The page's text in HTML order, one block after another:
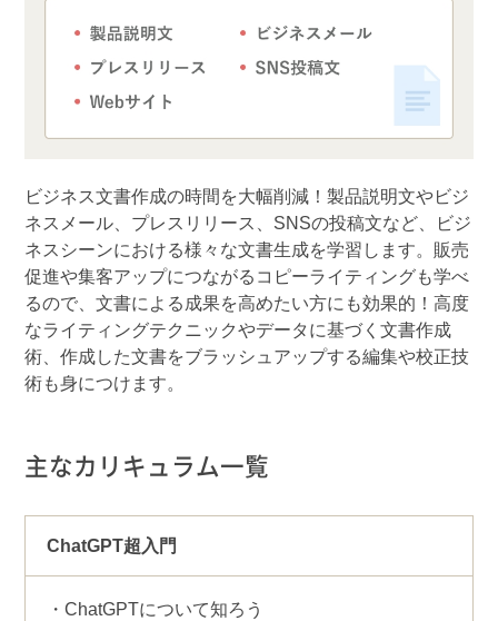
ビジネス文書作成の時間を大幅削減！製品説明文やビジ
ネスメール、プレスリリース、SNSの投稿文など、ビジ
ネスシーンにおける様々な文書生成を学習します。販売
促進や集客アップにつながるコピーライティングも学べ
るので、文書による成果を高めたい方にも効果的！高度
なライティングテクニックやデータに基づく文書作成
術、作成した文書をブラッシュアップする編集や校正技
術も身につけます。
主なカリキュラム一覧
ChatGPT超入門
ChatGPTについて知ろう